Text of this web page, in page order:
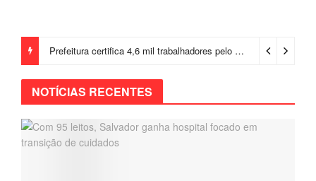
Prefeitura certifica 4,6 mil trabalhadores pelo programa Treinar para Empregar e realiza Feirão de Empregabilidade
NOTÍCIAS RECENTES